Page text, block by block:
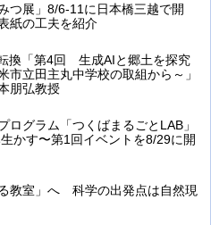
つ展」8/6-11に日本橋三越で開
紙の工夫を紹介
換「第4回 生成AIと郷土を探究
市立田主丸中学校の取組から～」
朋弘教授
ログラム「つくばまるごとLAB」
かす〜第1回イベントを8/29に開
教室」へ 科学の出発点は自然現